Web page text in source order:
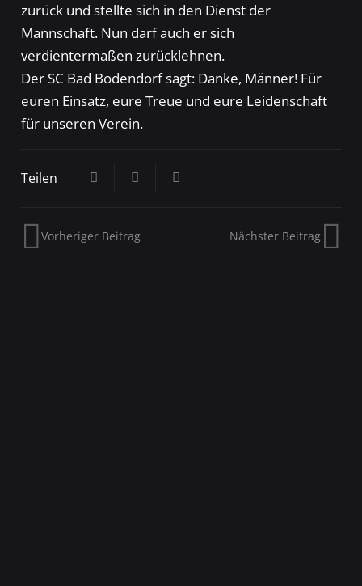
zurück und stellte sich in den Dienst der
Mannschaft. Nun darf auch er sich
verdientermaßen zurücklehnen.
Der SC Bad Bodendorf sagt: Danke, Männer! Für
euren Einsatz, eure Treue und eure Leidenschaft
für unseren Verein.
Teilen
Vorheriger Beitrag Nächster Beitrag